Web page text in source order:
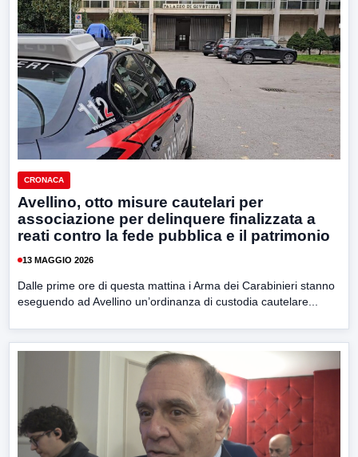
CRONACA
Avellino, otto misure cautelari per
associazione per delinquere finalizzata a
reati contro la fede pubblica e il patrimonio
13 MAGGIO 2026
Dalle prime ore di questa mattina i Arma dei Carabinieri stanno
eseguendo ad Avellino un’ordinanza di custodia cautelare...